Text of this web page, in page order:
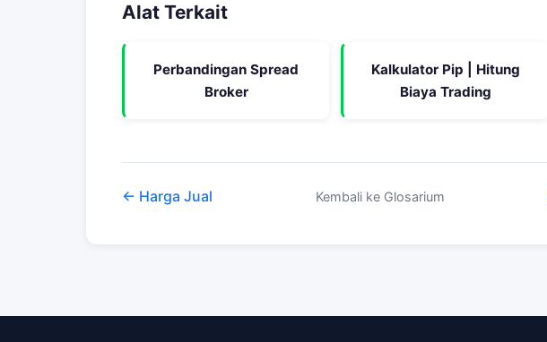
Alat Terkait
Perbandingan Spread
Broker
Kalkulator Pip | Hitung
Biaya Trading
← Harga Jual Kembali ke Glosarium